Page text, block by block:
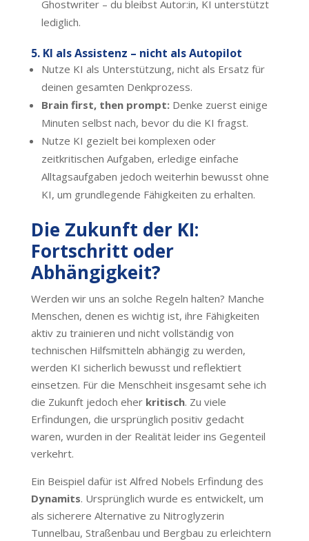
Ghostwriter – du bleibst Autor:in, KI unterstützt
lediglich.
5. KI als Assistenz – nicht als Autopilot
Nutze KI als Unterstützung, nicht als Ersatz für
deinen gesamten Denkprozess.
Brain first, then prompt:Denke zuerst einige
Minuten selbst nach, bevor du die KI fragst.
Nutze KI gezielt bei komplexen oder
zeitkritischen Aufgaben, erledige einfache
Alltagsaufgaben jedoch weiterhin bewusst ohne
KI, um grundlegende Fähigkeiten zu erhalten.
Die Zukunft der KI:
Fortschritt oder
Abhängigkeit?
Werden wir uns an solche Regeln halten? Manche
Menschen, denen es wichtig ist, ihre Fähigkeiten
aktiv zu trainieren und nicht vollständig von
technischen Hilfsmitteln abhängig zu werden,
werden KI sicherlich bewusst und reflektiert
einsetzen. Für die Menschheit insgesamt sehe ich
die Zukunft jedoch eher kritisch. Zu viele
Erfindungen, die ursprünglich positiv gedacht
waren, wurden in der Realität leider ins Gegenteil
verkehrt.
Ein Beispiel dafür ist Alfred Nobels Erfindung des
Dynamits. Ursprünglich wurde es entwickelt, um
als sicherere Alternative zu Nitroglyzerin
Tunnelbau, Straßenbau und Bergbau zu erleichtern